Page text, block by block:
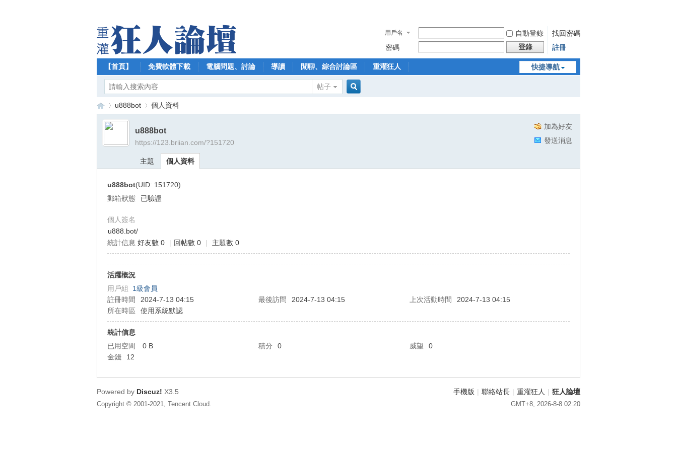
用戶名 自動登錄
找回密碼
密碼
登錄 註冊
快捷導航
【首頁】 免費軟體下載 電腦問題、討論 導讀 閒聊、綜合討論區 重灌狂人
帖子
›
u888bot 個人資料
加為好友
發送消息
u888bot
https://123.briian.com/?151720
主題 個人資料
u888bot(UID: 151720)
郵箱狀態
已驗證
個人簽名
u888.bot/
統計信息 好友數 0 | 回帖數 0 | 主題數 0
活躍概況
用戶組 1級會員
註冊時間
2024-7-13 04:15 最後訪問 2024-7-13 04:15 上次活動時間
2024-7-13 04:15
所在時區
使用系統默認
統計信息
已用空間
0 B 積分 0 威望
0
金錢
12
手機版 | 聯絡站長 | 重灌狂人 | 狂人論壇
GMT+8, 2026-8-8 02:20
Powered by Discuz! X3.5
Copyright © 2001-2021, Tencent Cloud.